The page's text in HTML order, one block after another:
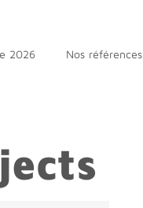
2026 Nos références